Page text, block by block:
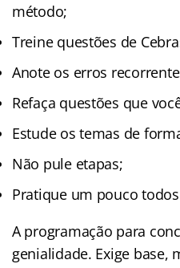
método;
Treine questões de
Anote os erros
Refaça questões que
Estude os temas de
Não pule etapas;
Pratique um pouco
A programação para
genialidade. Exige base,